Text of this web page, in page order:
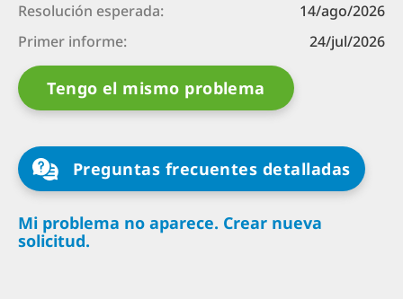
Resolución esperada:
14/ago/2026
Primer informe:
24/jul/2026
Tengo el mismo problema
Preguntas frecuentes detalladas
Mi problema no aparece. Crear nueva
solicitud.